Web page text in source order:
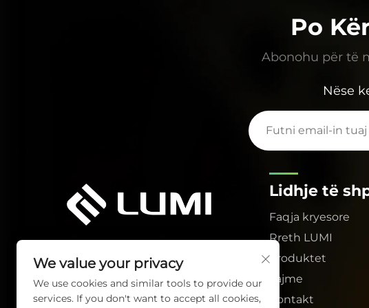
Po
Abonohu për të
Nëse
Lidhje të
Faqja kryesore
Rreth LUMI
Produktet
Lajme
Kontakt
We value your privacy
We use cookies and similar tools to provide our
services. If you don't want to accept all cookies,